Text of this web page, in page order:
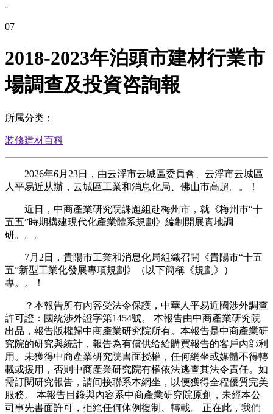
-
07
2018-2023年泊頭市建材行業市
場調查及投資咨詢報
所属分类：
装修建材百科
2026年6月23日，由云浮市云城區委員會、云浮市云城區
人平易近从辦，云城區工業和消息化局、佛山市高超。。！
近日，中商產業研究院課題組赴梅州市，就《梅州市“十
五五”時期構建現代化產業體系規劃》編制開展實地調
研。。。
7月2日，貴陽市工業和消息化局組織召開《貴陽市“十五
五”新型工業化發展專項規劃》（以下簡稱《規劃》）
專。。！
？本報告所有內容受法令保護，中華人平易近國涉外調查
許可證：國統涉外證字第1454號。 本報告由中商產業研究院
出品，報告版權歸中商產業研究院所有。本報告是中商產業研
究院的研究與統計，報告為有償供给給購買報告的客戶內部利
用。未獲得中商產業研究院書面授權，任何網坐或媒體不得轉
載或援用，否則中商產業研究院有權依法逃查其法令責任。如
需訂閱研究報告，請间接聯系本網坐，以便獲得全程優質完美
服務。 本報告目錄與內容系中商產業研究院原創，未經本公
司事先書面許可，拒絕任何体例復制、轉載。 正在此，我們